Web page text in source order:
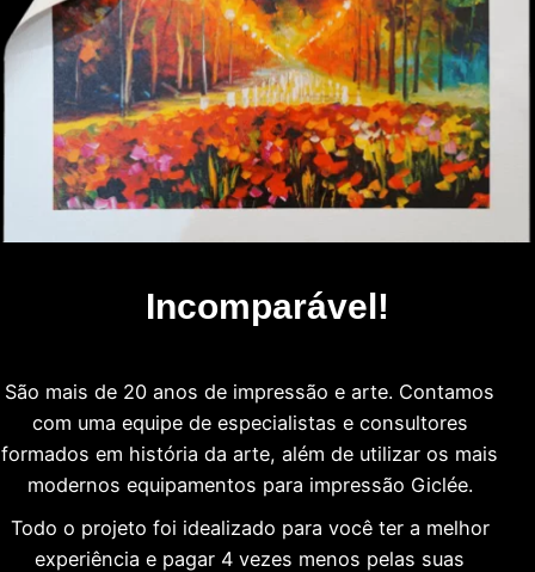
Incomparável!
São mais de 20 anos de impressão e arte. Contamos
com uma equipe de especialistas e consultores
formados em história da arte, além de utilizar os mais
modernos equipamentos para impressão Giclée.
Todo o projeto foi idealizado para você ter a melhor
experiência e pagar 4 vezes menos pelas suas